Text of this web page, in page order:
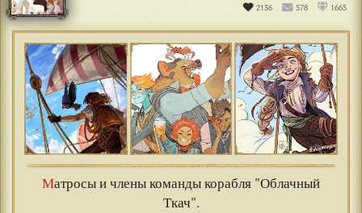
2136 578 1665
Матросы и члены команды корабля "Облачный
Ткач".